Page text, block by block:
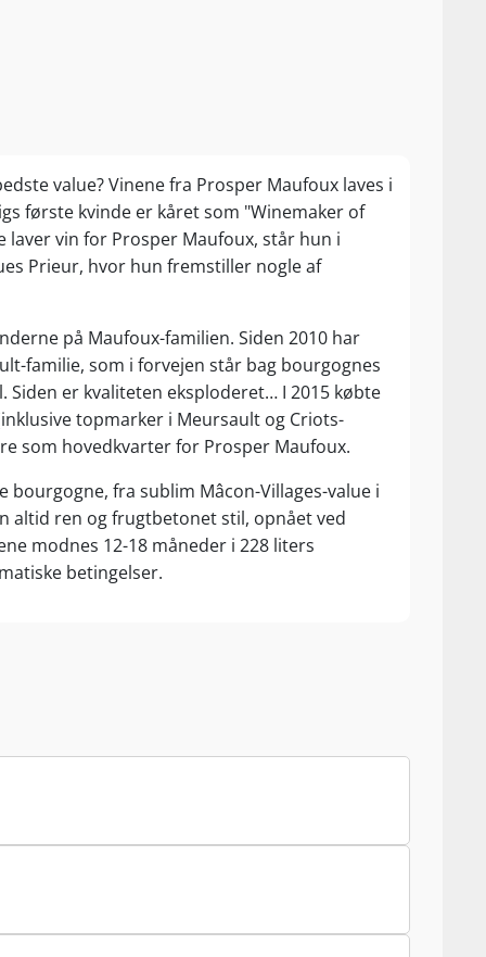
value? Vinene fra Prosper Maufoux laves i
første kvinde er kåret som "Winemaker of
laver vin for Prosper Maufoux, står hun i
Prieur, hvor hun fremstiller nogle af
på Maufoux-familien. Siden 2010 har
familie, som i forvejen står bag bourgognes
er kvaliteten eksploderet… I 2015 købte
topmarker i Meursault og Criots-
som hovedkvarter for Prosper Maufoux.
fra sublim Mâcon-Villages-value i
altid ren og frugtbetonet stil, opnået ved
modnes 12-18 måneder i 228 liters
betingelser.